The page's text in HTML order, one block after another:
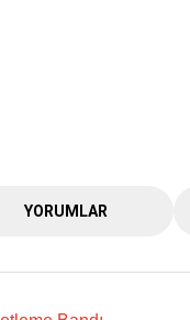
YORUMLAR